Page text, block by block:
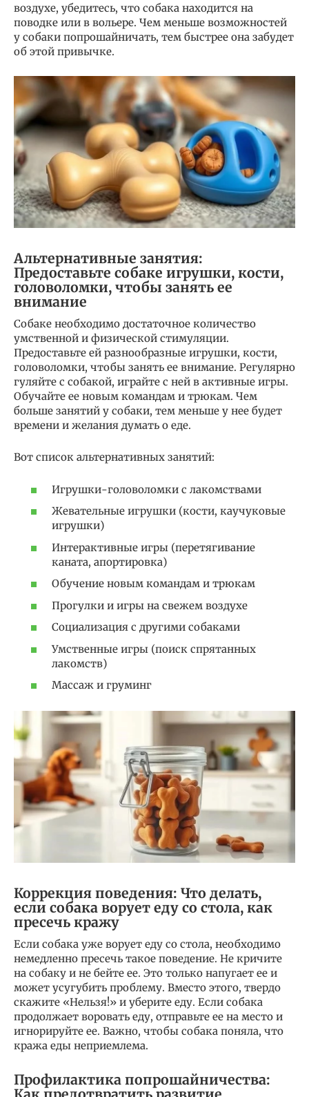
воздухе, убедитесь, что собака находится на
поводке или в вольере. Чем меньше возможностей
у собаки попрошайничать, тем быстрее она забудет
об этой привычке.
Альтернативные занятия:
Предоставьте собаке игрушки, кости,
головоломки, чтобы занять ее
внимание
Собаке необходимо достаточное количество
умственной и физической стимуляции.
Предоставьте ей разнообразные игрушки, кости,
головоломки, чтобы занять ее внимание. Регулярно
гуляйте с собакой, играйте с ней в активные игры.
Обучайте ее новым командам и трюкам. Чем
больше занятий у собаки, тем меньше у нее будет
времени и желания думать о еде.
Вот список альтернативных занятий:
Игрушки-головоломки с лакомствами
Жевательные игрушки (кости, каучуковые
игрушки)
Интерактивные игры (перетягивание
каната, апортировка)
Обучение новым командам и трюкам
Прогулки и игры на свежем воздухе
Социализация с другими собаками
Умственные игры (поиск спрятанных
лакомств)
Массаж и груминг
Коррекция поведения: Что делать,
если собака ворует еду со стола, как
пресечь кражу
Если собака уже ворует еду со стола, необходимо
немедленно пресечь такое поведение. Не кричите
на собаку и не бейте ее. Это только напугает ее и
может усугубить проблему. Вместо этого, твердо
скажите «Нельзя!» и уберите еду. Если собака
продолжает воровать еду, отправьте ее на место и
игнорируйте ее. Важно, чтобы собака поняла, что
кража еды неприемлема.
Профилактика попрошайничества: